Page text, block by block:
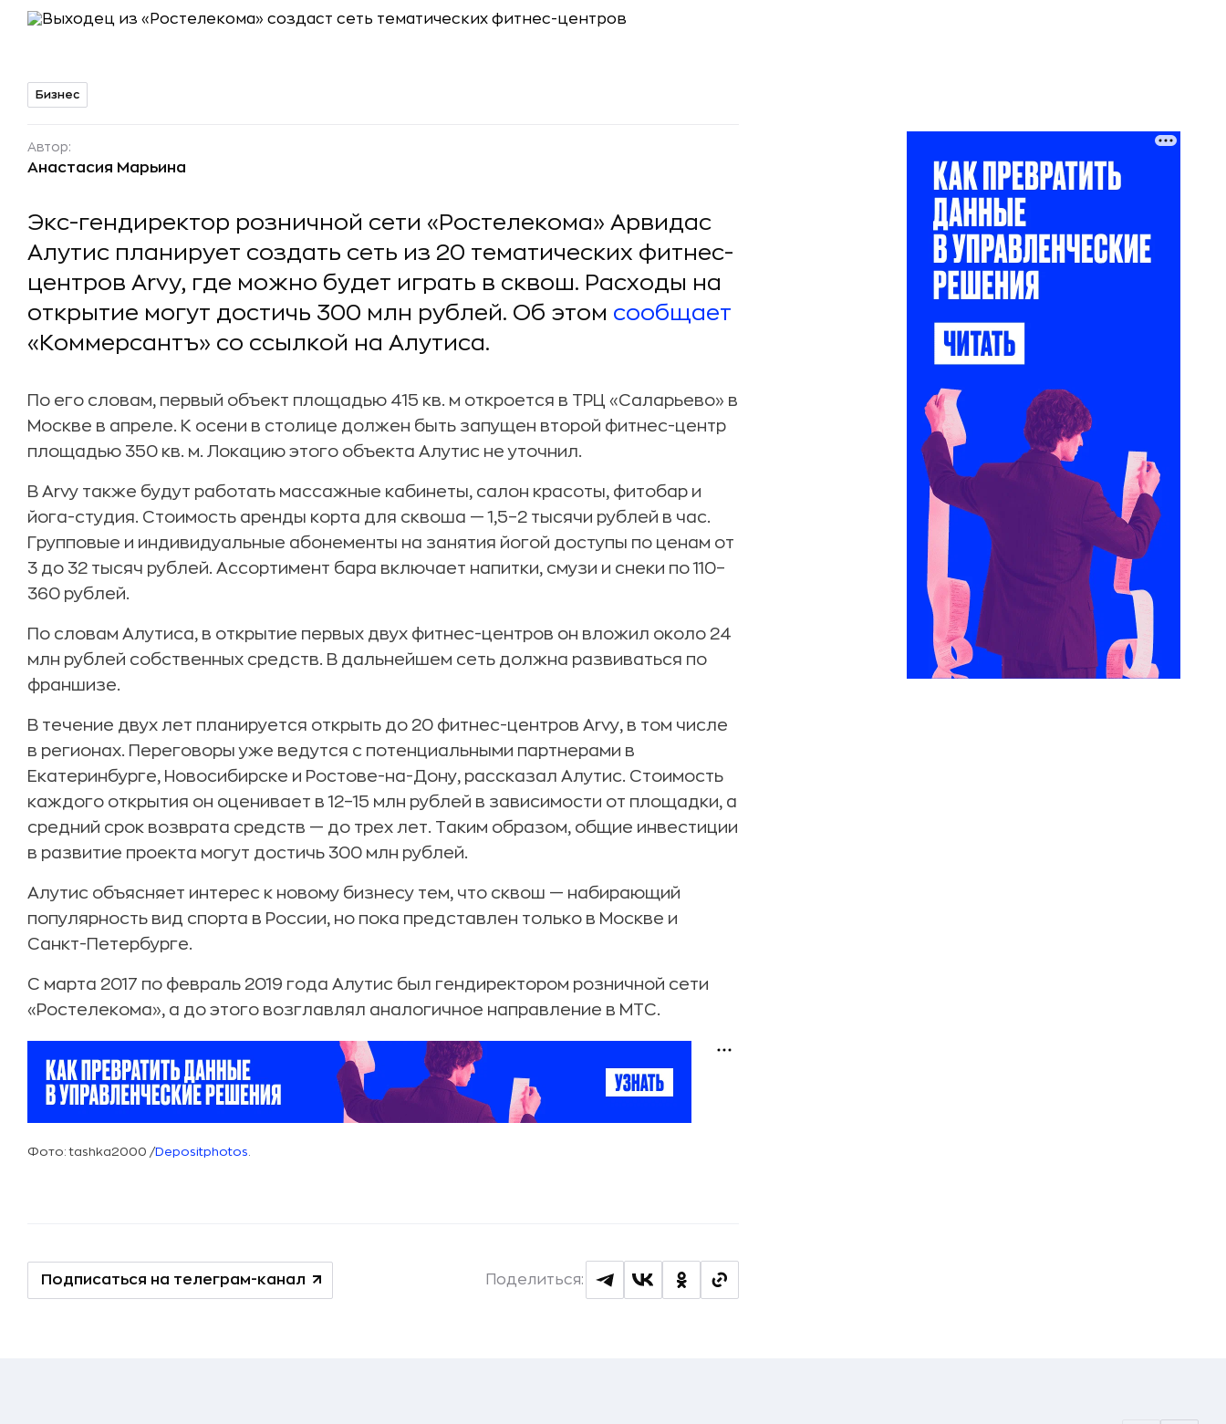
Бизнес
Автор:
Анастасия Марьина
Экс-гендиректор розничной сети «Ростелекома» Арвидас
Алутис планирует создать сеть из 20 тематических фитнес-
центров Arvy, где можно будет играть в сквош. Расходы на
открытие могут достичь 300 млн рублей. Об этом сообщает
«Коммерсантъ» со ссылкой на Алутиса.
По его словам, первый объект площадью 415 кв. м откроется в ТРЦ «Саларьево» в
Москве в апреле. К осени в столице должен быть запущен второй фитнес-центр
площадью 350 кв. м. Локацию этого объекта Алутис не уточнил.
В Arvy также будут работать массажные кабинеты, салон красоты, фитобар и
йога-студия. Стоимость аренды корта для сквоша — 1,5–2 тысячи рублей в час.
Групповые и индивидуальные абонементы на занятия йогой доступы по ценам от
3 до 32 тысяч рублей. Ассортимент бара включает напитки, смузи и снеки по 110–
360 рублей.
По словам Алутиса, в открытие первых двух фитнес-центров он вложил около 24
млн рублей собственных средств. В дальнейшем сеть должна развиваться по
франшизе.
В течение двух лет планируется открыть до 20 фитнес-центров Arvy, в том числе
в регионах. Переговоры уже ведутся с потенциальными партнерами в
Екатеринбурге, Новосибирске и Ростове-на-Дону, рассказал Алутис. Стоимость
каждого открытия он оценивает в 12–15 млн рублей в зависимости от площадки, а
средний срок возврата средств — до трех лет. Таким образом, общие инвестиции
в развитие проекта могут достичь 300 млн рублей.
Алутис объясняет интерес к новому бизнесу тем, что сквош — набирающий
популярность вид спорта в России, но пока представлен только в Москве и
Санкт-Петербурге.
С марта 2017 по февраль 2019 года Алутис был гендиректором розничной сети
«Ростелекома», а до этого возглавлял аналогичное направление в МТС.
Фото: tashka2000 /Depositphotos
Подписаться на телеграм-канал Поделиться: